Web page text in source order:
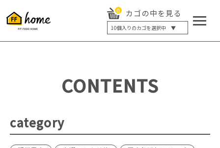
0 カゴの中を見る
10個入りのカゴを選択中 ▼
5個入り
20個入り
最大12%OFF
CONTENTS
category